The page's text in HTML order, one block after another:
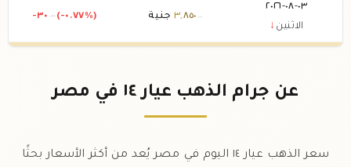
٠٣-٠٨-٢٠٢٦
الاثنين ↓
٣,٨٥٠ .٠٠ جنية -٣٠ .٠٠ (-٠.٧٧%)
٣,٨٨٠.٠٠ جنية
عن جرام الذهب عيار ١٤ في مصر
سعر الذهب عيار ١٤ اليوم في مصر يُعد من أكثر الأسعار بحثًا